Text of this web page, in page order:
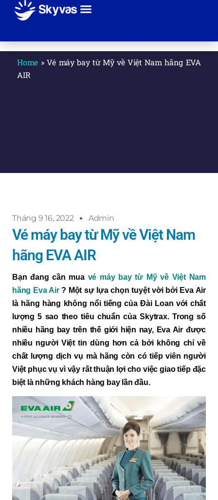
Home » Vé máy bay từ Mỹ về Việt Nam hãng EVA
AIR
Tháng 9 16, 2022 Admin
Vé máy bay từ Mỹ về Việt Nam
hãng EVA AIR
Bạn đang cần mua vé máy bay từ Mỹ về Việt Nam
hãng Eva Air? Một sự lựa chọn tuyệt vời bởi Eva Air
là hãng hàng không nổi tiếng của Đài Loan với chất
lượng 5 sao theo tiêu chuẩn của Skytrax. Trong số
nhiều hãng bay trên thế giới hiện nay, Eva Air được
nhiều người Việt tin dùng hơn cả bởi không chỉ về
chất lượng dịch vụ mà hãng còn có tiếp viên người
Việt phục vụ vì vậy rất thuận lợi cho việc giao tiếp đặc
biệt là những khách hàng bay lần đầu.